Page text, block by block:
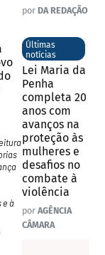
à
por DA REDAÇÃO
Últimas
notícias
Lei Maria da
Penha
completa 20
anos com
avanços na
proteção às
mulheres e
desafios no
combate à
violência
por AGÊNCIA
CÂMARA